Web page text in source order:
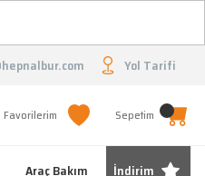
Yol Tarifi
Favorilerim Sepetim
Araç Bakım İndirim